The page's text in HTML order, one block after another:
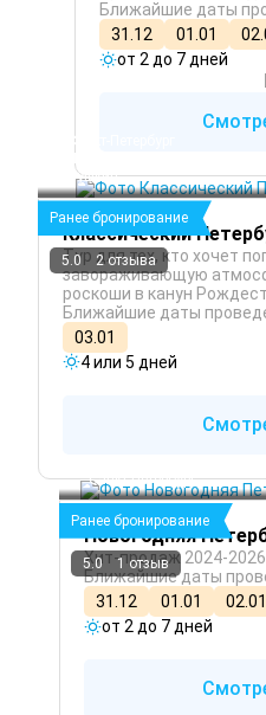
Ближайшие даты
31.12
01.01
от 2 до 7 дней
Санкт-Петербург
Пушкин
Ранее бронирование
5.0 2 отзыва
Классический
Тур для тех, кто хочет
завораживающую
роскоши в канун
Ближайшие даты
03.01
4 или 5 дней
Санкт-Петербург
Ранее бронирование
5.0 1 отзыв
Новогодняя
Хит-продаж 2024-2026
Ближайшие даты
31.12
01.01 02.01
от 2 до 7 дней